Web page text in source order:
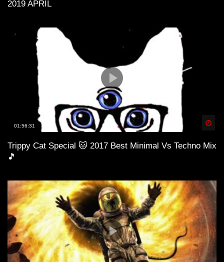
2019 APRIL
01:56:31
Trippy Cat Special 🐱 2017 Best Minimal Vs Techno Mix
🎵